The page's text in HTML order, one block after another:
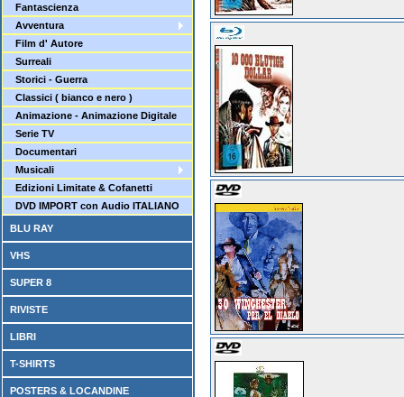
Fantascienza
Avventura
Film d' Autore
Surreali
Storici - Guerra
Classici ( bianco e nero )
Animazione - Animazione Digitale
Serie TV
Documentari
Musicali
Edizioni Limitate & Cofanetti
DVD IMPORT con Audio ITALIANO
BLU RAY
VHS
SUPER 8
RIVISTE
LIBRI
T-SHIRTS
POSTERS & LOCANDINE